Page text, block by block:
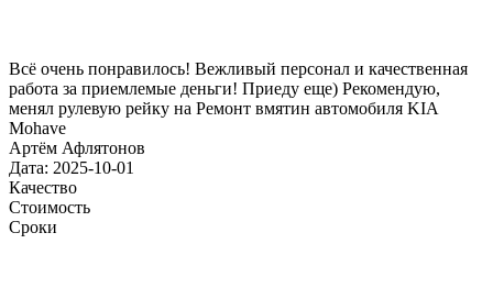
Всё очень понравилось! Вежливый персонал и качественная
работа за приемлемые деньги! Приеду еще) Рекомендую,
менял рулевую рейку на Ремонт вмятин автомобиля KIA
Mohave
Артём Афлятонов
Дата: 2025-10-01
Качество
Стоимость
Сроки